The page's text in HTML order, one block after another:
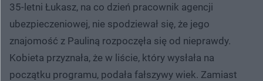
35-letni Łukasz, na co dzień pracownik agencji
ubezpieczeniowej, nie spodziewał się, że jego
znajomość z Pauliną rozpoczęła się od nieprawdy.
Kobieta przyznała, że w liście, który wysłała na
początku programu, podała fałszywy wiek. Zamiast